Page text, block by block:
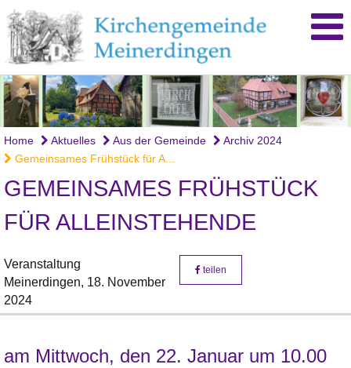
Home Aktuelles Aus der Gemeinde
Archiv 2024
Gemeinsames Frühstück für A...
GEMEINSAMES FRÜHSTÜCK
FÜR ALLEINSTEHENDE
Veranstaltung
Meinerdingen, 18. November
2024
teilen
am Mittwoch, den 22. Januar um 10.00